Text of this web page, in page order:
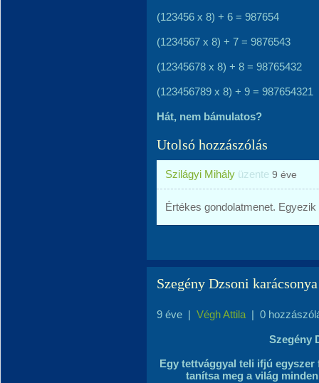
(123456 x 8) + 6 = 987654
(1234567 x 8) + 7 = 9876543
(12345678 x 8) + 8 = 98765432
(123456789 x 8) + 9 = 987654321
Hát, nem bámulatos?
Utolsó hozzászólás
Szilágyi Mihály üzente 9 éve
Értékes gondolatmenet.
Szegény Dzsoni karácsonya
9 éve | Végh Attila | 0
Szegény
Egy tettvággyal teli ifjú
tanítsa meg a világ